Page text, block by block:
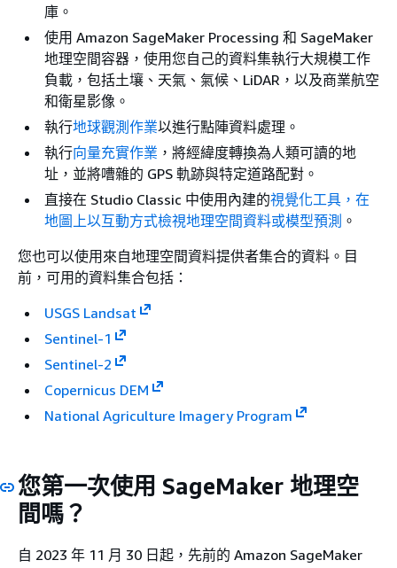
庫。
使用 Amazon SageMaker Processing 和 SageMaker
地理空間容器，使用您自己的資料集執行大規模工作
負載，包括土壤、天氣、氣候、LiDAR，以及商業航空
和衛星影像。
執行地球觀測作業以進行點陣資料處理。
執行向量充實作業 ，將經緯度轉換為人類可讀的地
址，並將嘈雜的 GPS 軌跡與特定道路配對。
直接在 Studio Classic 中使用內建的視覺化工具，在
地圖上以互動方式檢視地理空間資料或模型預測 。
您也可以使用來自地理空間資料提供者集合的資料。目
前，可用的資料集合包括：
USGS Landsat
Sentinel-1
Sentinel-2
Copernicus DEM
National Agriculture Imagery Program
您第一次使用 SageMaker 地理空
間嗎？
自 2023 年 11 月 30 日起，先前的 Amazon SageMaker